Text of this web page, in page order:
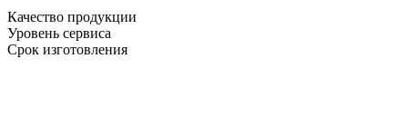
Качество продукции
Уровень сервиса
Срок изготовления